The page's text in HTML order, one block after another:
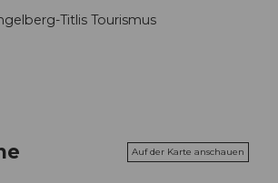
Titlis Tourismus
Auf der Karte anschauen